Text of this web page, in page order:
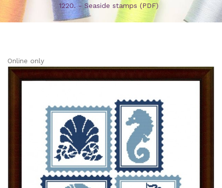
1220. - Seaside stamps (PDF)
Online only